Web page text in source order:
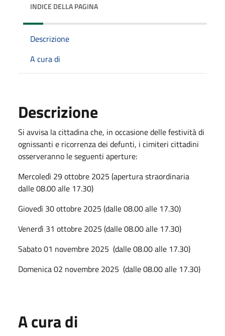
INDICE DELLA PAGINA
Descrizione
A cura di
Descrizione
Si avvisa la cittadina che, in occasione delle festività di
ognissanti e ricorrenza dei defunti, i cimiteri cittadini
osserveranno le seguenti aperture:
Mercoledì 29 ottobre 2025 (apertura straordinaria
dalle 08.00 alle 17.30)
Giovedì 30 ottobre 2025 (dalle 08.00 alle 17.30)
Venerdì 31 ottobre 2025 (dalle 08.00 alle 17.30)
Sabato 01 novembre 2025 (dalle 08.00 alle 17.30)
Domenica 02 novembre 2025 (dalle 08.00 alle 17.30)
A cura di